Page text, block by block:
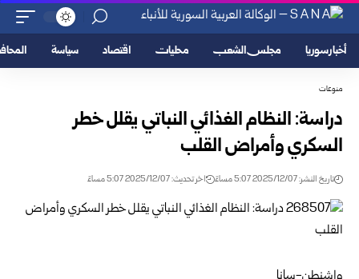
أخبار سوريا مجلس الشعب محليات اقتصاد سياسة
منوعات
دراسة: النظام الغذائي النباتي يقلل خطر
السكري وأمراض القلب
تاريخ النشر: 2025/12/07 5:07 مساءً اخر تحديث: 2025/12/07 5:07 مساءً